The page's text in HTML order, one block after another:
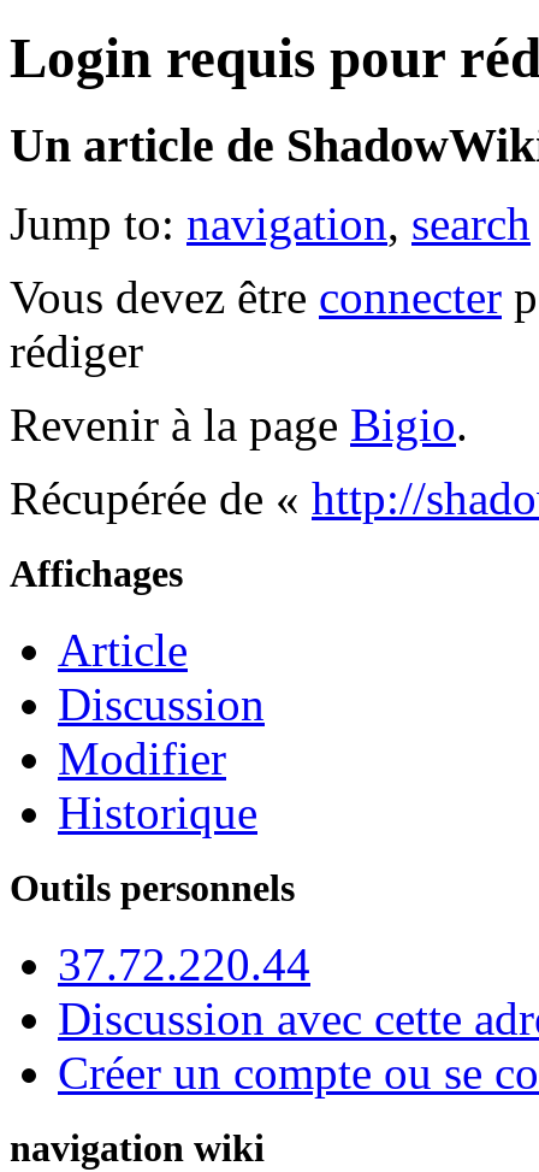
Login requis pour
Un article de
Jump to: navigation, search
Vous devez être connecter
rédiger
Revenir à la page Bigio.
Récupérée de « http://
Affichages
Article
Discussion
Modifier
Historique
Outils personnels
37.72.220.44
Discussion avec cette
Créer un compte ou se
navigation wiki